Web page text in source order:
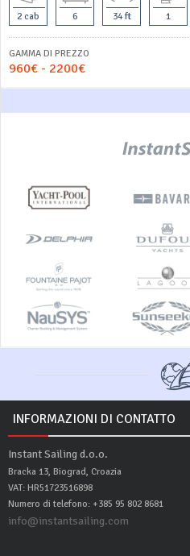
2 cab 6 34 ft 1
GAMMA DI PREZZO
960€ - 2200€
INFORMAZIONI DI CONTATTO
Instant Sailing d.o.o.
Bracka 13, Biograd, Croazia
VAT: HR51723516898
Numero di telefono: +385 95 802 8681
info@instantsailing.com